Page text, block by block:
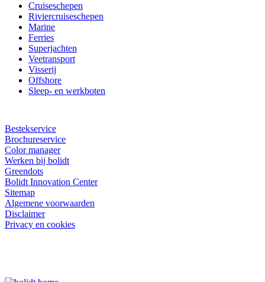
Cruiseschepen
Riviercruiseschepen
Marine
Ferries
Superjachten
Veetransport
Visserij
Offshore
Sleep- en werkboten
Bestekservice
Brochureservice
Color manager
Werken bij bolidt
Greendots
Bolidt Innovation Center
Sitemap
Algemene voorwaarden
Disclaimer
Privacy en cookies